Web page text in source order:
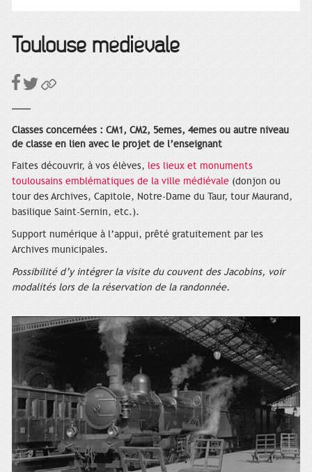
Toulouse médiévale
Classes concernées : CM1, CM2, 5emes, 4emes ou autre niveau
de classe en lien avec le projet de l’enseignant
Faites découvrir, à vos élèves, les lieux et monuments
toulousains emblématiques de la ville médiévale (donjon ou
tour des Archives, Capitole, Notre-Dame du Taur, tour Maurand,
basilique Saint-Sernin, etc.).
Support numérique à l’appui, prêté gratuitement par les
Archives municipales.
Possibilité d’y intégrer la visite du couvent des Jacobins, voir
modalités lors de la réservation de la randonnée.